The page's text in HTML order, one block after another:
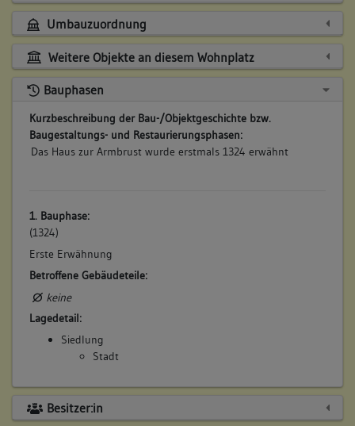
Umbauzuordnung
Weitere Objekte an diesem Wohnplatz
Bauphasen
Kurzbeschreibung der Bau-/Objektgeschichte bzw.
Baugestaltungs- und Restaurierungsphasen:
Das Haus zur Armbrust wurde erstmals 1324 erwähnt
1. Bauphase:
(1324)
Erste Erwähnung
Betroffene Gebäudeteile:
keine
Lagedetail:
Siedlung
Stadt
Besitzer:in